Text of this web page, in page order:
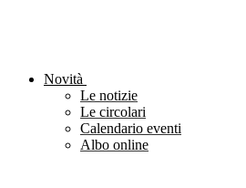
Novità
Le notizie
Le circolari
Calendario eventi
Albo online